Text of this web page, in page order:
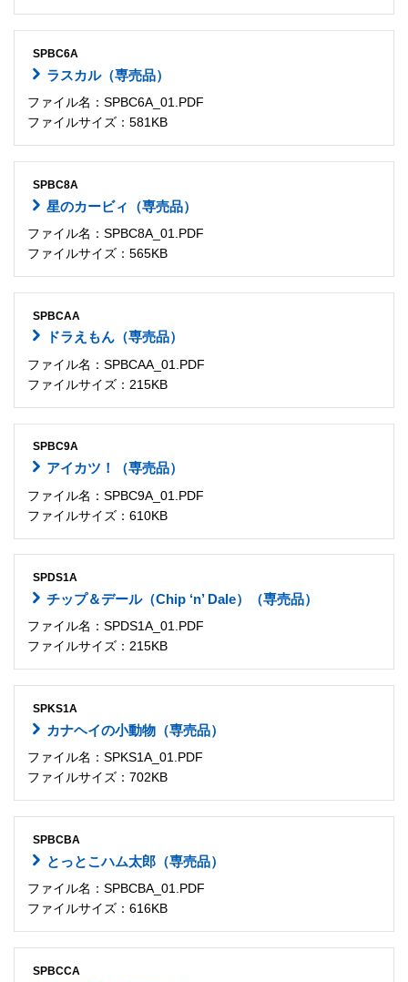
SPBC6A
ラスカル（専売品）
ファイル名：SPBC6A_01.PDF
ファイルサイズ：581KB
SPBC8A
星のカービィ（専売品）
ファイル名：SPBC8A_01.PDF
ファイルサイズ：565KB
SPBCAA
ドラえもん（専売品）
ファイル名：SPBCAA_01.PDF
ファイルサイズ：215KB
SPBC9A
アイカツ！（専売品）
ファイル名：SPBC9A_01.PDF
ファイルサイズ：610KB
SPDS1A
チップ＆デール（Chip ‘n’ Dale）（専売品）
ファイル名：SPDS1A_01.PDF
ファイルサイズ：215KB
SPKS1A
カナヘイの小動物（専売品）
ファイル名：SPKS1A_01.PDF
ファイルサイズ：702KB
SPBCBA
とっとこハム太郎（専売品）
ファイル名：SPBCBA_01.PDF
ファイルサイズ：616KB
SPBCCA